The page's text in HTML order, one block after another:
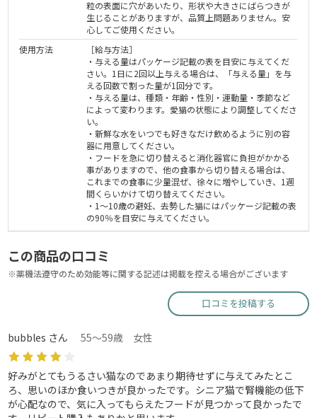
粒の表面に穴があいたり、形状や大きさにばらつきが
生じることがありますが、品質上問題ありません。安
心してご使用ください。
使用方法
［給与方法］
・与える量はパッケージ記載の表を目安に与えてくだ
さい。1日に2回以上与える場合は、「与える量」を与
える回数で割った量が1回分です。
・与える量は、種類・年齢・性別・運動量・季節など
によって変わります。愛猫の状態により調整してくださ
い。
・新鮮な水をいつでも好きなだけ飲めるように別の容
器に用意してください。
・フードを急に切り替えると消化器官に負担がかかる
事がありますので、他の食事から切り替える場合は、
これまでの食事に少量混ぜ、徐々に増やしていき、1週
間くらいかけて切り替えてください。
・1～10歳の避妊、去勢した猫にはパッケージ記載の表
の90％を目安に与えてください。
この商品の口コミ
※薬機法遵守のため効能等に関する記述は掲載を控える場合がございます
口コミを投稿する
bubbles さん 55～59歳 女性
好みがとてもうるさい猫なのであまり期待せずに与えてみたとこ
ろ、思いのほか食いつきが良かったです。シニア猫で腎機能の低下
が心配なので、気に入ってもらえたフードが見つかって良かったで